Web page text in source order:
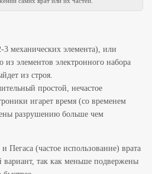
3 механических элемента), или
из элементов электронного набора
из строя.
простой, нечастое
игарет время (со временем
разрушению больше чем
(частое использование) врата
так как меньше подвержены